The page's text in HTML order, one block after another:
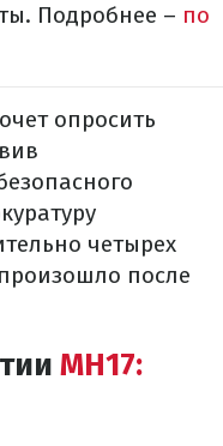
Подробнее – по
опросить
четырех
после
МН17: